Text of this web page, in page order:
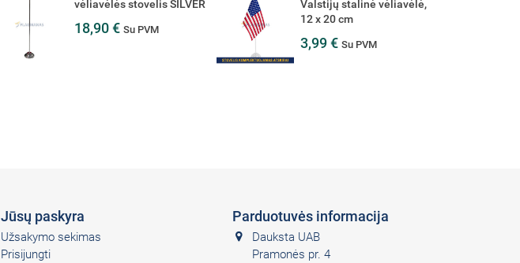
vėliavėlės stovelis SILVER
18,90 € Su PVM
Valstijų stalinė vėliavėlė,
12 x 20 cm
3,99 € Su PVM
Jūsų paskyra
Užsakymo sekimas
Prisijungti
Parduotuvės informacija
Dauksta UAB
Pramonės pr. 4